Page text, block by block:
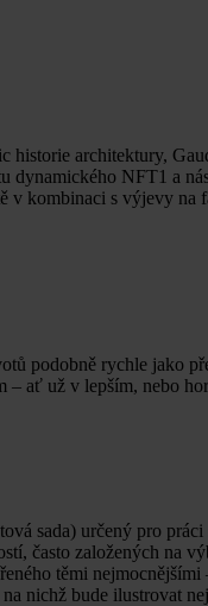
historie architektury,
dynamického NFT1 a
v kombinaci s výjevy
podobně rychle jako
– ať už v lepším, nebo
sada) určený pro
často založených na
těmi
nichž bude ilustrovat